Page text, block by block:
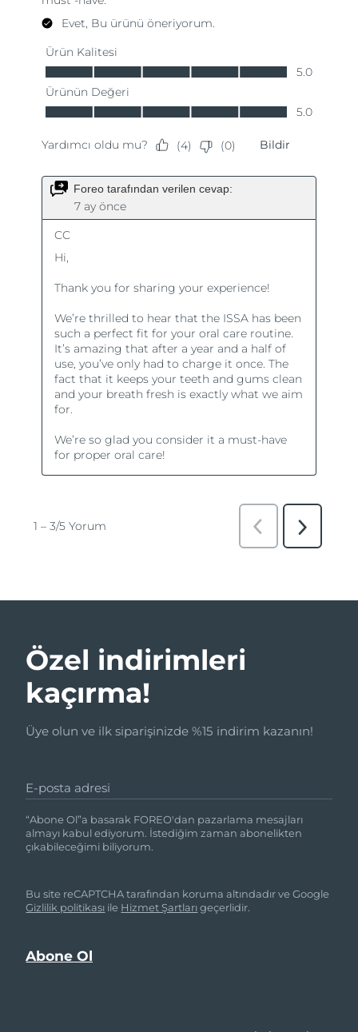
Özel indirimleri
kaçırma!
Üye olun ve ilk siparişinizde %15 indirim kazanın!
E-posta adresi
“Abone Ol”a basarak FOREO'dan pazarlama mesajları
almayı kabul ediyorum. İstediğim zaman abonelikten
çıkabileceğimi biliyorum.
Bu site reCAPTCHA tarafından koruma altındadır ve Google
Gizlilik politikası ile Hizmet Şartlarıgeçerlidir.